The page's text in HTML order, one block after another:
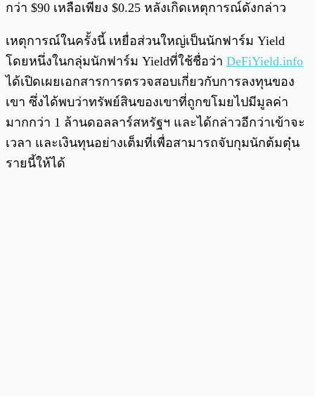
กว่า $90 เหลือเพียง $0.25 หลังเกิดเหตุการณ์ดังกล่าว
เหตุการณ์ในครั้งนี้ เหยื่อส่วนใหญ่เป็นนักฟาร์ม Yield
โดยหนึ่งในกลุ่มนักฟาร์ม Yieldที่ใช้ชื่อว่า DeFiYield.info
ได้เปิดเผยเอกสารการตรวจสอบเกี่ยวกับการลงทุนของ
เขา ซึ่งได้พบว่าทรัพย์สินของเขาที่ถูกขโมยไปมีมูลค่า
มากกว่า 1 ล้านดอลลาร์สหรัฐฯ และได้กล่าวอีกว่าเข้าจะ
เวลา และเงินทุนอย่างเต็มที่เพื่อสามารถจับกุมนักต้มตุ๋น
รายนี้ให้ได้